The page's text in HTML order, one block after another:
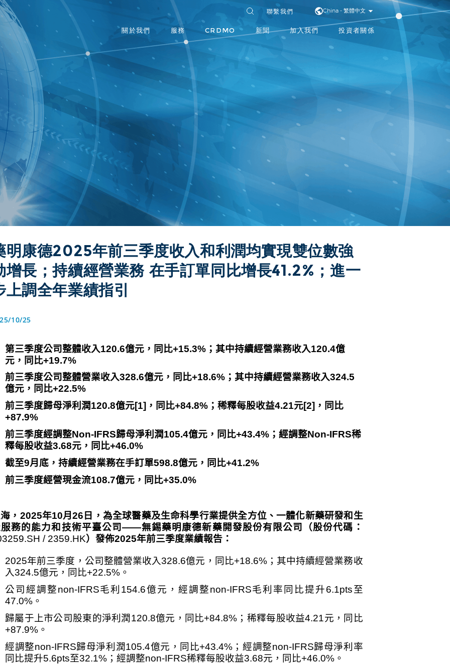
聯繫我們 China - 繁體中文
關於我們 服務 CRDMO 新聞 加入我們 投資者關係
明康德2025年前三季度收入和利潤均實現雙位數強
增長；持續經營業務 在手訂單同比增長41.2%；進一
上調全年業績指引
10/25
第三季度公司整體收入120.6億元，同比+15.3% ；其中持續經營業務收入120.4億
元，同比+19.7%
前三季度公司整體營業收入328.6億元，同比+18.6% ；其中持續經營業務收入324.5
億元，同比+22.5%
前三季度歸母淨利潤120.8億元[1] ，同比+84.8% ；稀釋每股收益4.21元[2] ，同比
+87.9%
前三季度經調整Non-IFRS歸母淨利潤105.4億元，同比+43.4% ；經調整Non-IFRS稀
釋每股收益3.68元，同比+46.0%
截至9月底，持續經營業務在手訂單598.8億元，同比+41.2%
前三季度經營現金流108.7億元，同比+35.0%
， 2025年10月26 日，為全球醫藥及生命科學行業提供全方位、一體化新藥研發和生
務的能力和技術平臺公司——無錫藥明康德新藥開發股份有限公司（股份代碼：
/ 2359.HK）發佈2025年前三季度業績報告：
2025年前三季度，公司整體營業收入328.6億元，同比+18.6%；其中持續經營業務收
入324.5億元，同比+22.5% 。
公司經調整non-IFRS毛利 154.6億元，經調整non-IFRS毛利率同比提升6.1pts至
47.0% 。
歸屬于上市公司股東的淨利潤 120.8億元，同比+84.8% ；稀釋每股收益4.21元，同比
+87.9% 。
經調整non-IFRS歸母淨利潤105.4億元，同比+43.4% ；經調整non-IFRS歸母淨利率
同比提升5.6pts至32.1% ；經調整non-IFRS稀釋每股收益3.68元，同比+46.0% 。